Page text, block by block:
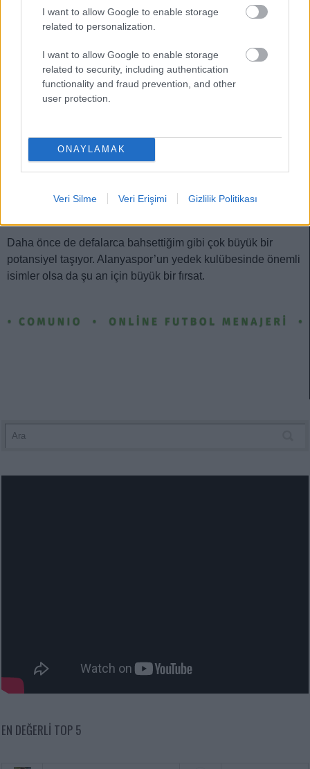
I want to allow Google to enable storage
related to personalization.
I want to allow Google to enable storage
related to security, including authentication
functionality and fraud prevention, and other
user protection.
ONAYLAMAK
Veri Silme Veri Erişimi Gizlilik Politikası
isimlerinden biri.
vaat ediyor hem de milli takım için uzun vadede katkı
sağlayabilecek seviyede.
İbrahim Kaya
Alanyaspor’un genç yıldızı İbrahim Kaya şu anda 600.000 €
hafızasında taze. Fiziksel yeterliliği ve kaleyi görür görmez
Daha önce de defalarca bahsettiğim gibi çok büyük bir
potansiyel taşıyor. Alanyaspor’un yedek kulübesinde önemli
isimler olsa da şu an için büyük bir fırsat.
EN DEĞERLI TOP 5